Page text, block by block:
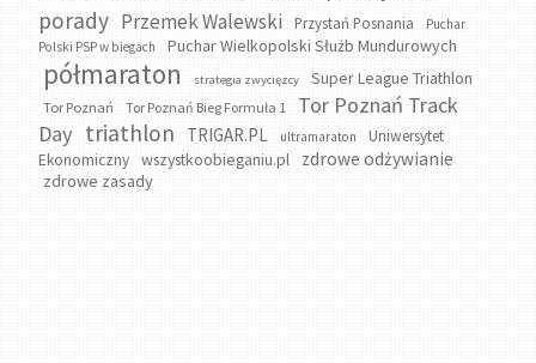
porady Przemek Walewski Przystań Posnania
Puchar
Polski PSP w biegach
Puchar Wielkopolski Służb Mundurowych
półmaraton strategia zwycięzcy Super League Triathlon
Tor Poznań Tor Poznań Bieg Formuła 1
Tor Poznań Track
Day triathlon TRIGAR.PL ultramaraton
Uniwersytet
Ekonomiczny
wszystkoobieganiu.pl zdrowe odżywianie
zdrowe zasady